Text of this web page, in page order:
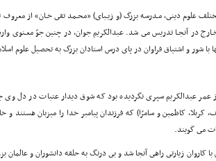
علوم دینى، مـدرسه بزرگ (و زیـباى) «محـمد تقى خـان» از
در آنجـا تدریس مى شد. عبدالکریم جوان، در چنین جوّ معـنوى
با شور و اشتیاق فراوان در پاى درس استادان بزرگ به تحصیل علوم
از 18 بهار از عمر عبدالکریم سپرى نگردیده بود که شوق دیدار عتبات
کاظمین و سامرّا) که فرزندان پیامبر خدا را میزبان هستند و
مى گویند.
کاروان زیارتى راهى آنجا شد و بى درنگ به حلقه دانشوران و عالمان